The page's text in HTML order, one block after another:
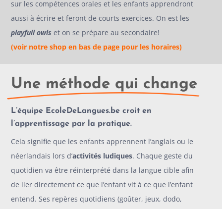
sur les compétences orales et les enfants apprendront
aussi à écrire et feront de courts exercices. On est les
playfull owls et on se prépare au secondaire!
(voir notre shop en bas de page pour les horaires)
Une méthode qui change
L’équipe EcoleDeLangues.be croit en
l’apprentissage par la pratique.
Cela signifie que les enfants apprennent l’anglais ou le
néerlandais lors d’activités ludiques. Chaque geste du
quotidien va être réinterprété dans la langue cible afin
de lier directement ce que l’enfant vit à ce que l’enfant
entend. Ses repères quotidiens (goûter, jeux, dodo,